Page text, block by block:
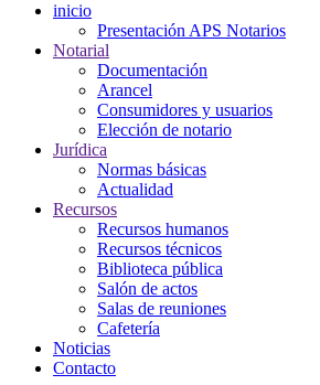
inicio
Presentación APS Notarios
Notarial
Documentación
Arancel
Consumidores y usuarios
Elección de notario
Jurídica
Normas básicas
Actualidad
Recursos
Recursos humanos
Recursos técnicos
Biblioteca pública
Salón de actos
Salas de reuniones
Cafetería
Noticias
Contacto